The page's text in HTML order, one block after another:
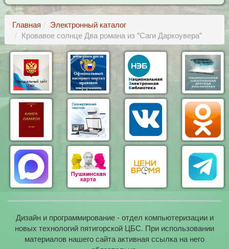
Главная
Электронный каталог
Кровавое солнце Два романа из "Саги Даркоувера"
Дизайн и программирование - отдел компьютеризации и
новых технологий пятигорской ЦБС. При использовании
материалов нашего сайта активная ссылка на него